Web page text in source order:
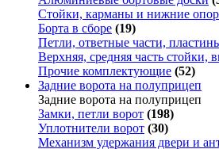
Стойки, карманы и нижние
Борта в сборе (19)
Петли, ответные части,
Верхняя, средняя часть стойки,
Прочие комплектующие (52)
Задние ворота на полуприцеп
Задние ворота на полуприцеп
Замки, петли ворот (198)
Уплотнители ворот (30)
Механизм удержания двери и